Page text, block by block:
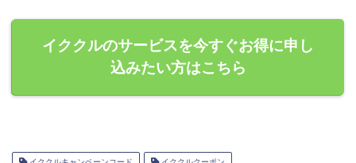
イククルのサービスを今すぐお得に申し
込みたい方はこちら